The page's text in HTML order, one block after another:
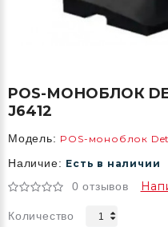
POS-МОНОБЛОК
J6412
Модель: POS-моноблок
Наличие: Есть в наличии
0 отзывов
Количество